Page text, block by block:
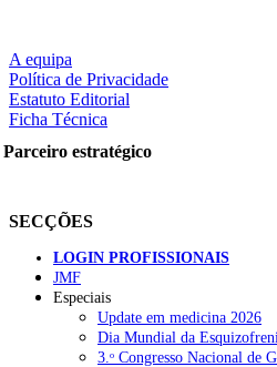
A equipa
Política de Privacidade
Estatuto Editorial
Ficha Técnica
Parceiro estratégico
SECÇÕES
LOGIN PROFISSIONAIS
JMF
Especiais
Update em medicina 2026
Dia Mundial da
3.ᵒ Congresso Nacional de